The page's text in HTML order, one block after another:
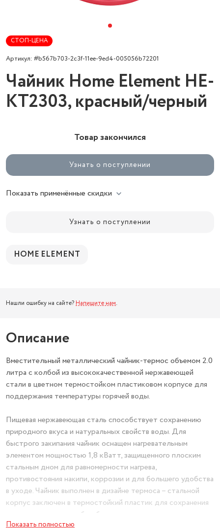
СТОП-ЦЕНА
Артикул: #b567b703-2c3f-11ee-9ed4-005056b72201
Чайник Home Element HE-
KT2303, красный/черный
Товар закончился
Узнать о поступлении
Показать применённые скидки
Узнать о поступлении
HOME ELEMENT
Нашли ошибку на сайте? Напишите нам.
Описание
Вместительный металлический чайник-термос объемом 2.0
литра с колбой из высококачественной нержавеющей
стали в цветном термостойком пластиковом корпусе для
поддержания температуры горячей воды.
Пищевая нержавеющая сталь способствует сохранению
природного вкуса и натуральных свойств воды. Для
быстрого закипания чайник оснащен нагревательным
элементом мощностью 1,8 кВатт, защищенного плоским
стальным дном для равномерности нагрева,
противостояния накипи, коррозии и для большего удобства
в уходе. Чайник выполнен в дизайне термоса – стальной
корпус заключен в термостойкий пластик для сохранения
тепла и для того, чтобы уберечь вас от ожогов.
Показать полностью